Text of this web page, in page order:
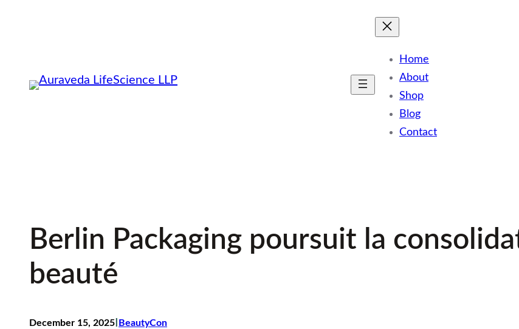
Home
About
Shop
Blog
Contact
Berlin Packaging poursuit la
beauté
December 15, 2025 BeautyCon